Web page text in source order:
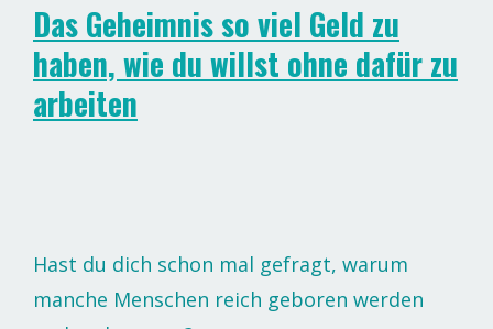
Das Geheimnis so viel Geld zu
haben, wie du willst ohne dafür zu
arbeiten
Hast du dich schon mal gefragt, warum
manche Menschen reich geboren werden